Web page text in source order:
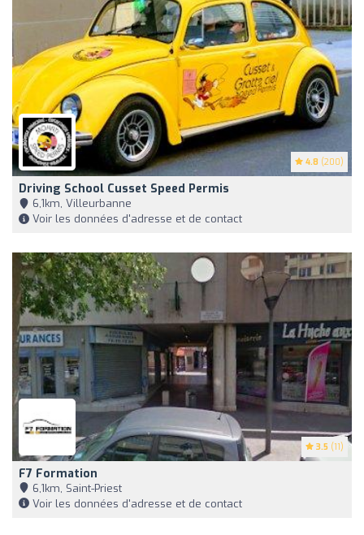
4.8 (200)
Driving School Cusset Speed Permis
6,1km, Villeurbanne
Voir les données d'adresse et de contact
3.5 (11)
F7 Formation
6,1km, Saint-Priest
Voir les données d'adresse et de contact